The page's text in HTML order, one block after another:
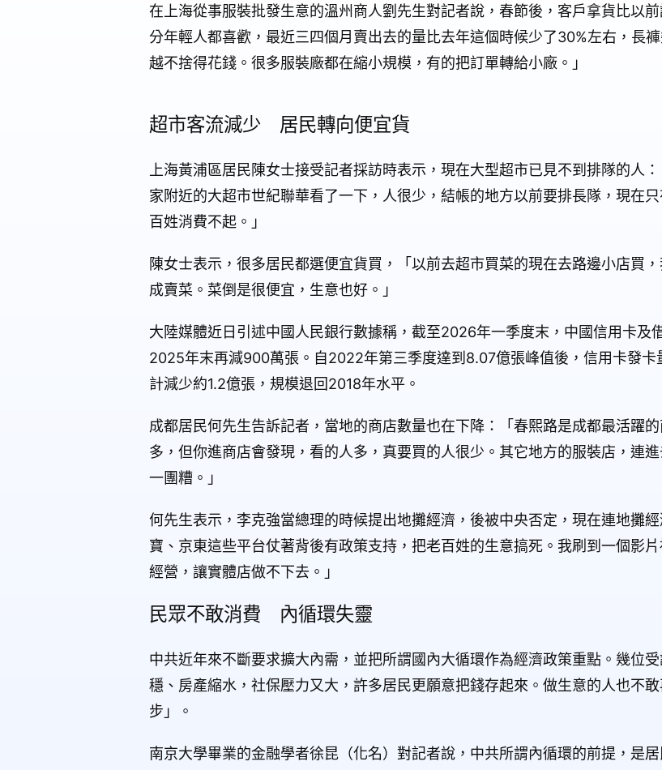
在上海從事服裝批發生意的溫州商人劉先生對記者說，春節後，客戶拿貨比以
分年輕人都喜歡，最近三四個月賣出去的量比去年這個時候少了30%左右，長
越不捨得花錢。很多服裝廠都在縮小規模，有的把訂單轉給小廠。」
超市客流減少 居民轉向便宜貨
上海黃浦區居民陳女士接受記者採訪時表示，現在大型超市已見不到排隊的人
家附近的大超市世紀聯華看了一下，人很少，結帳的地方以前要排長隊，現在
百姓消費不起。」
陳女士表示，很多居民都選便宜貨買，「以前去超市買菜的現在去路邊小店買
成賣菜。菜倒是很便宜，生意也好。」
大陸媒體近日引述中國人民銀行數據稱，截至2026年一季度末，中國信用卡及
2025年末再減900萬張。自2022年第三季度達到8.07億張峰值後，信用卡發卡
計減少約1.2億張，規模退回2018年水平。
成都居民何先生告訴記者，當地的商店數量也在下降：「春熙路是成都最活躍
多，但你進商店會發現，看的人多，真要買的人很少。其它地方的服裝店，連
一團糟。」
何先生表示，李克強當總理的時候提出地攤經濟，後被中央否定，現在連地攤
寶、京東這些平台仗著背後有政策支持，把老百姓的生意搞死。我刷到一個影
經營，讓實體店做不下去。」
民眾不敢消費 內循環失靈
中共近年來不斷要求擴大內需，並把所謂國內大循環作為經濟政策重點。幾位
穩、房產縮水，社保壓力又大，許多居民更願意把錢存起來。做生意的人也不
步」。
南京大學畢業的金融學者徐昆（化名）對記者說，中共所謂內循環的前提，是